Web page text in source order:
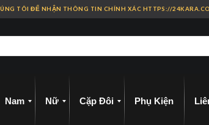
TÔI ĐỂ NHẬN THÔNG TIN CHÍNH XÁC HTTPS://
Nam Nữ Cặp Đôi Phụ Kiện